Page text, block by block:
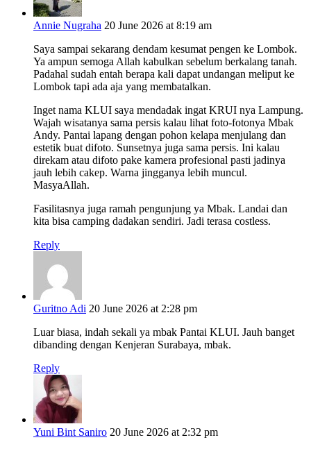
Annie Nugraha 20 June 2026 at 8:19 am
Saya sampai sekarang dendam kesumat pengen ke Lombok.
Ya ampun semoga Allah kabulkan sebelum berkalang tanah.
Padahal sudah entah berapa kali dapat undangan meliput ke
Lombok tapi ada aja yang membatalkan.
Inget nama KLUI saya mendadak ingat KRUI nya Lampung.
Wajah wisatanya sama persis kalau lihat foto-fotonya Mbak
Andy. Pantai lapang dengan pohon kelapa menjulang dan
estetik buat difoto. Sunsetnya juga sama persis. Ini kalau
direkam atau difoto pake kamera profesional pasti jadinya
jauh lebih cakep. Warna jingganya lebih muncul.
MasyaAllah.
Fasilitasnya juga ramah pengunjung ya Mbak. Landai dan
kita bisa camping dadakan sendiri. Jadi terasa costless.
Reply
Guritno Adi 20 June 2026 at 2:28 pm
Luar biasa, indah sekali ya mbak Pantai KLUI. Jauh banget
dibanding dengan Kenjeran Surabaya, mbak.
Reply
Yuni Bint Saniro 20 June 2026 at 2:32 pm